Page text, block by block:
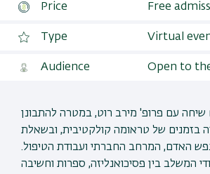
Price Free
Type Virtual
Audience Open to
בזמנים של טראומה קולקטיבית, ובשאלת
האדם, המרחב החברתי ועבודת הטיפול.
המשלב בין פסיכואנליזה, ספרות וחשיבה